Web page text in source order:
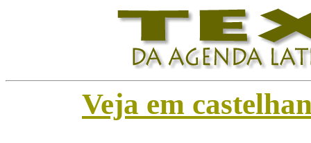
Veja em